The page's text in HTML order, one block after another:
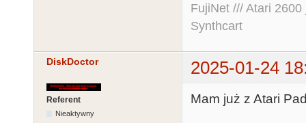
FujiNet /// Atari
Synthcart
DiskDoctor 2025-01-24
Referent
Nieaktywny
Mam już z Atari